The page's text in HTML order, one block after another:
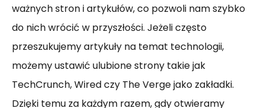
ważnych stron i artykułów, co pozwoli nam szybko
do nich wrócić w przyszłości. Jeżeli często
przeszukujemy artykuły na temat technologii,
możemy ustawić ulubione strony takie jak
TechCrunch, Wired czy The Verge jako zakładki.
Dzięki temu za każdym razem, gdy otwieramy